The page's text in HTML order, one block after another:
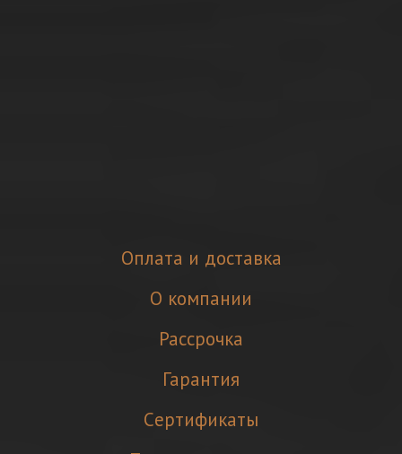
Оплата и доставка
О компании
Рассрочка
Гарантия
Cертификаты